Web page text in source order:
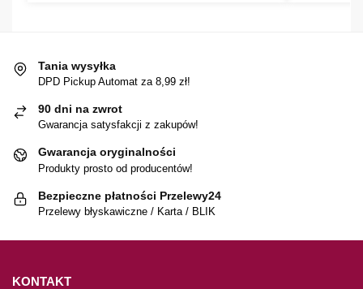
Tania wysyłka
DPD Pickup Automat za 8,99 zł!
90 dni na zwrot
Gwarancja satysfakcji z zakupów!
Gwarancja oryginalności
Produkty prosto od producentów!
Bezpieczne płatności Przelewy24
Przelewy błyskawiczne / Karta / BLIK
KONTAKT